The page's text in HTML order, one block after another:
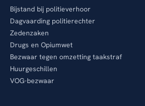
Bijstand bij politieverhoor
Dagvaarding politierechter
Zedenzaken
Drugs en Opiumwet
Bezwaar tegen omzetting taakstraf
Huurgeschillen
VOG-bezwaar